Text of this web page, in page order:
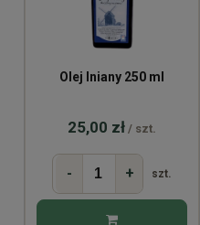
Olej lniany 250 ml
25,00 zł / szt.
- + szt.